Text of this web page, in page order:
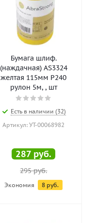
Бумага шлиф.
(наждачная) AS3324
желтая 115мм Р240
рулон 5м, , шт
Есть в наличии (32)
Артикул: УТ-00068982
287 руб.
295руб.
Экономия 8 руб.